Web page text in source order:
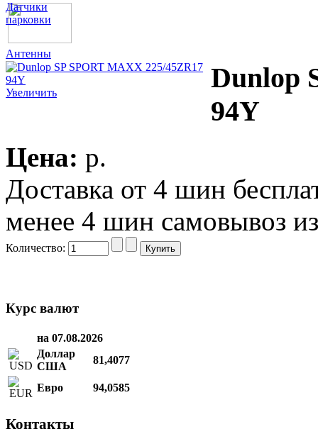
Датчики
парковки
Антенны
Увеличить
Dunlop
94Y
Цена: p.
Доставка от 4 шин
менее 4 шин самовывоз
Количество:
Курс валют
на 07.08.2026
Доллар
США
81,4077
Евро 94,0585
Контакты